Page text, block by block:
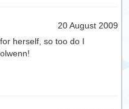
20 August 2009
herself, so too do I